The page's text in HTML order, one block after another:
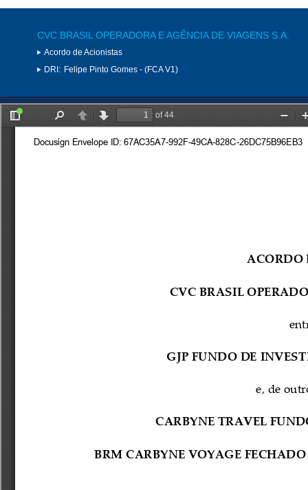
CVC BRASIL OPERADORA E AGÊNCIA DE VIAGENS S.A.
Acordo de Acionistas
DRI: Felipe Pinto Gomes - (FCA V1)